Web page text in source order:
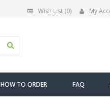
Wish List (0) My
HOW TO ORDER FAQ